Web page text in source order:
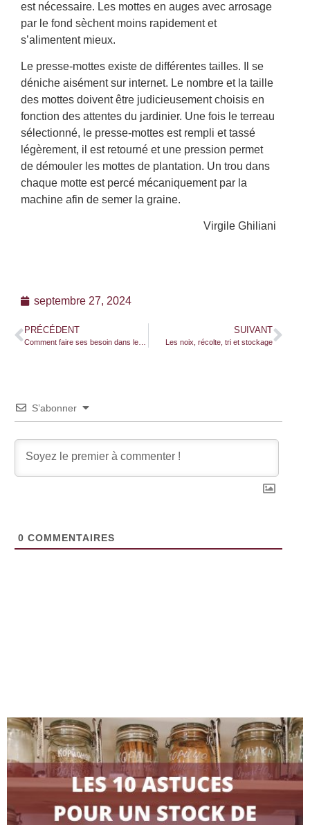
est nécessaire. Les mottes en auges avec arrosage
par le fond sèchent moins rapidement et
s’alimentent mieux.
Le presse-mottes existe de différentes tailles. Il se
déniche aisément sur internet. Le nombre et la taille
des mottes doivent être judicieusement choisis en
fonction des attentes du jardinier. Une fois le terreau
sélectionné, le presse-mottes est rempli et tassé
légèrement, il est retourné et une pression permet
de démouler les mottes de plantation. Un trou dans
chaque motte est percé mécaniquement par la
machine afin de semer la graine.
Virgile Ghiliani
septembre 27, 2024
PRÉCÉDENT
Comment faire ses besoin dans les bois ?
SUIVANT
Les noix, récolte, tri et stockage
S’abonner
0 COMMENTAIRES